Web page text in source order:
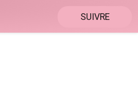
SUIVRE